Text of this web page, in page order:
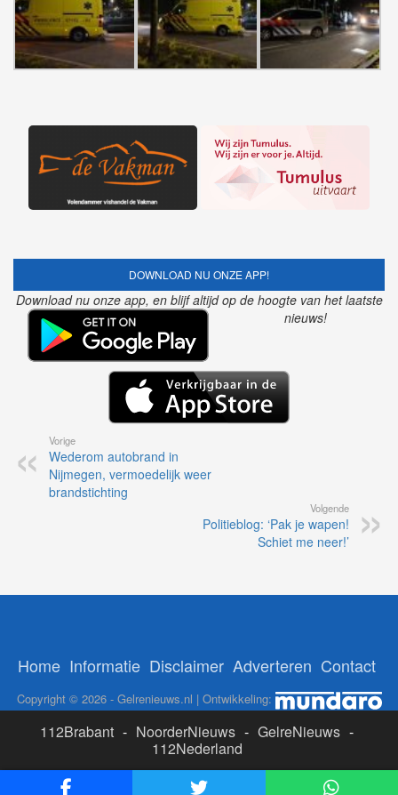
DOWNLOAD NU ONZE APP!
Download nu onze app, en blijf altijd op de hoogte van het laatste
nieuws!
Vorige
Wederom autobrand in
Nijmegen, vermoedelijk weer
brandstichting
Volgende
Politieblog: ‘Pak je wapen!
Schiet me neer!’
Home Informatie Disclaimer Adverteren Contact
Copyright © 2026 - Gelrenieuws.nl | Ontwikkeling:
112Brabant - NoorderNieuws - GelreNieuws -
112Nederland
ADS: